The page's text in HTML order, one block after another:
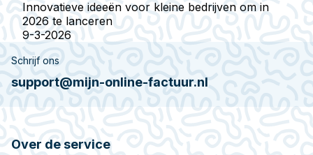
Innovatieve ideeën voor kleine bedrijven om in
2026 te lanceren
9-3-2026
Schrijf ons
support@mijn-online-factuur.nl
Over de service